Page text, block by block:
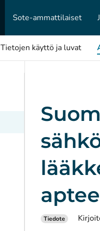
Sote-ammattilaiset
Tietojen käyttö ja luvat
Tiedote